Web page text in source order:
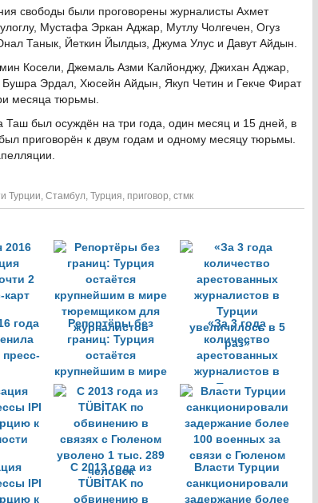
свободы были проговорены журналисты Ахмет
Мустафа Эркан Аджар, Мутлу Чолгечен, Огуз
Танык, Йеткин Йылдыз, Джума Улус и Давут Айдын.
Косели, Джемаль Азми Калйонджу, Джихан Аджар,
Эрдал, Хюсейн Айдын, Якуп Четин и Гекче Фират
месяца тюрьмы.
Таш был осуждён на три года, один месяц и 15 дней, в
приговорён к двум годам и одному месяцу тюрьмы.
Турции, Стамбул, Турция, приговор, стмк
года
пресс-
Репортёры без
границ: Турция
остаётся
крупнейшим в мире
тюремщиком для
журналистов
«За 3 года
количество
арестованных
журналистов в
Турции
увеличилось в 5
раз»
IPI
к
С 2013 года из
TÜBİTAK по
обвинению в
Власти Турции
санкционировали
задержание более